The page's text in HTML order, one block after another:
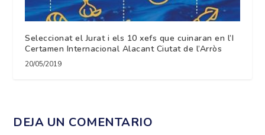
Seleccionat el Jurat i els 10 xefs que cuinaran en l’I
Certamen Internacional Alacant Ciutat de l’Arròs
20/05/2019
DEJA UN COMENTARIO